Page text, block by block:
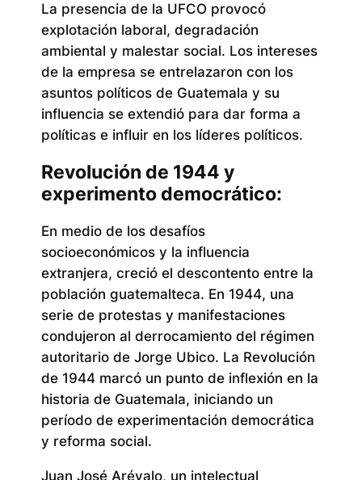
La presencia de la UFCO provocó
explotación laboral, degradación
ambiental y malestar social. Los intereses
de la empresa se entrelazaron con los
asuntos políticos de Guatemala y su
influencia se extendió para dar forma a
políticas e influir en los líderes políticos.
Revolución de 1944 y
experimento democrático:
En medio de los desafíos
socioeconómicos y la influencia
extranjera, creció el descontento entre la
población guatemalteca. En 1944, una
serie de protestas y manifestaciones
condujeron al derrocamiento del régimen
autoritario de Jorge Ubico. La Revolución
de 1944 marcó un punto de inflexión en la
historia de Guatemala, iniciando un
período de experimentación democrática
y reforma social.
Juan José Arévalo, un intelectual